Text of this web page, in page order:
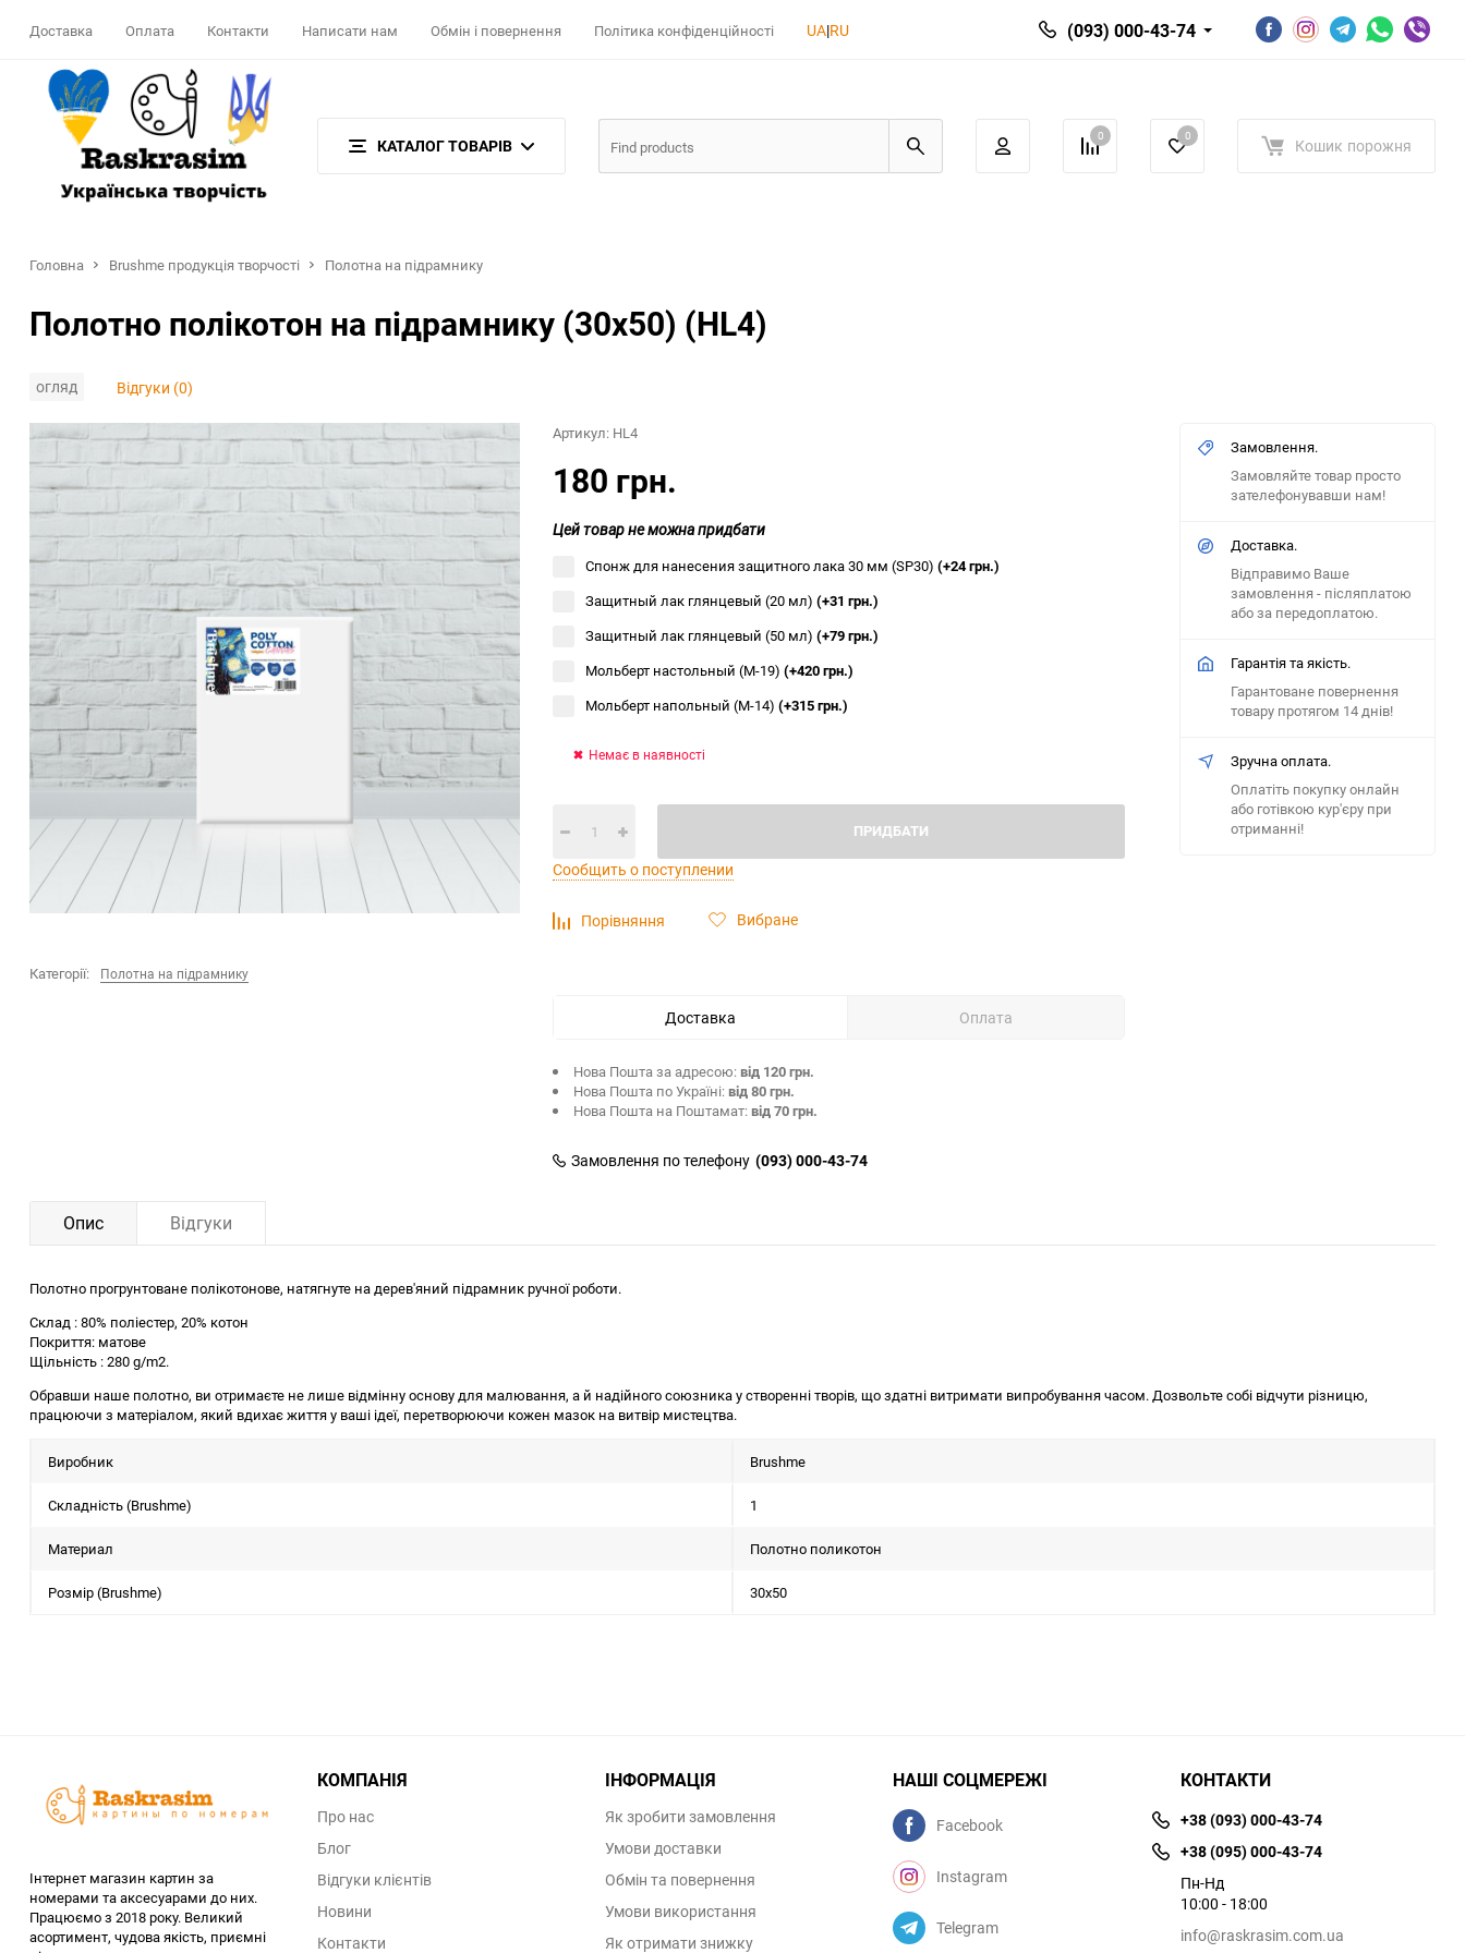
Доставка Оплата Контакти Написати нам Обмін і повернення Політика конфіденційності UA|RU (093) 000-43-74
КАТАЛОГ ТОВАРІВ 0 0 Кошик порожня
Головна Brushme продукція творчості Полотна на підрамнику
Полотно полікотон на підрамнику (30x50) (HL4)
огляд Відгуки (0)
Категорії: Полотна на підрамнику
Замовлення.
Замовляйте товар просто
зателефонувавши нам!
Доставка.
Відправимо Ваше
замовлення - післяплатою
або за передоплатою.
Гарантія та якість.
Гарантоване повернення
товару протягом 14 днів!
Зручна оплата.
Оплатіть покупку онлайн
або готівкою кур'єру при
отриманні!
Артикул: HL4
180 грн.
Цей товар не можна придбати
Спонж для нанесения защитного лака 30 мм (SP30) (+24 грн.)
Защитный лак глянцевый (20 мл) (+31 грн.)
Защитный лак глянцевый (50 мл) (+79 грн.)
Мольберт настольный (М-19) (+420 грн.)
Мольберт напольный (М-14) (+315 грн.)
ПРИДБАТИ
Немає в наявності
Сообщить о поступлении
Порівняння Вибране
Доставка Оплата
Нова Пошта за адресою:від 120 грн.
Нова Пошта по Україні:від 80 грн.
Нова Пошта на Поштамат:від 70 грн.
Замовлення по телефону (093) 000-43-74
Опис Відгуки
Полотно прогрунтоване полікотонове, натягнуте на дерев'яний підрамник ручної роботи.
Склад : 80% поліестер, 20% котон
Покриття: матове
Щільність : 280 g/m2.
Обравши наше полотно, ви отримаєте не лише відмінну основу для малювання, а й надійного союзника у створенні творів, що здатні витримати випробування часом. Дозвольте собі відчути різницю,
працюючи з матеріалом, який вдихає життя у ваші ідеї, перетворюючи кожен мазок на витвір мистецтва.
Виробник Brushme
Складність (Brushme) 1
Материал Полотно поликотон
Розмір (Brushme) 30x50
Інтернет магазин картин за
номерами та аксесуарами до них.
Працюємо з 2018 року. Великий
асортимент, чудова якість, приємні
КОМПАНІЯ
Про нас
Блог
Відгуки клієнтів
Новини
Контакти
ІНФОРМАЦІЯ
Як зробити замовлення
Умови доставки
Обмін та повернення
Умови використання
Як отримати знижку
НАШІ СОЦМЕРЕЖІ
Facebook
Instagram
Telegram
КОНТАКТИ
+38 (093) 000-43-74
+38 (095) 000-43-74
Пн-Нд
10:00 - 18:00
info@raskrasim.com.ua